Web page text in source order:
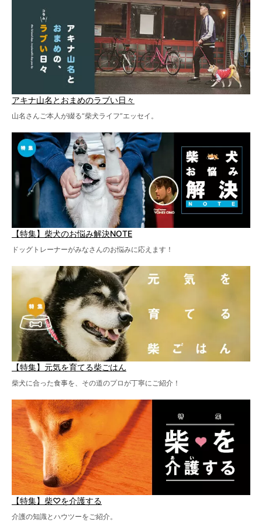
アキナ山名とおまめのラブい日々
山名さんご本人が綴る“柴犬ライフ”エッセイ。
【特集】柴犬のお悩み解決NOTE
ドッグトレーナーがみなさんのお悩みに応えます！
【特集】元気を育てる柴ごはん
柴犬に合った食事を、その道のプロが丁寧にご紹介！
【特集】柴♡を介護する
介護の知識とハウツーをご紹介。